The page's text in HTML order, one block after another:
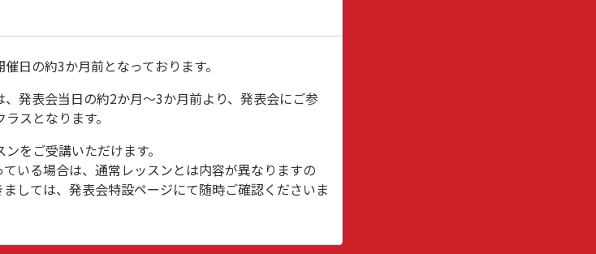
日の約3か月前となっております。
発表会当日の約2か月～3か月前より、発表会にご参
スとなります。
をご受講いただけます。
いる場合は、通常レッスンとは内容が異なりますの
しては、発表会特設ページにて随時ご確認くださいま